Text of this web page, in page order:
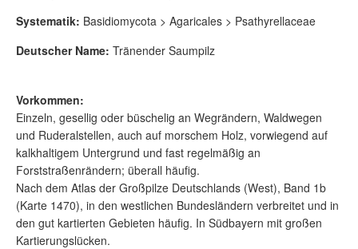
Systematik: Basidiomycota > Agaricales > Psathyrellaceae
Deutscher Name: Tränender Saumpilz
Vorkommen:
Einzeln, gesellig oder büschelig an Wegrändern, Waldwegen
und Ruderalstellen, auch auf morschem Holz, vorwiegend auf
kalkhaltigem Untergrund und fast regelmäßig an
Forststraßenrändern; überall häufig.
Nach dem Atlas der Großpilze Deutschlands (West), Band 1b
(Karte 1470), in den westlichen Bundesländern verbreitet und in
den gut kartierten Gebieten häufig. In Südbayern mit großen
Kartierungslücken.